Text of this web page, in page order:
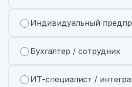
Индивидуальный
Бухгалтер / сотрудник
ИТ-специалист /